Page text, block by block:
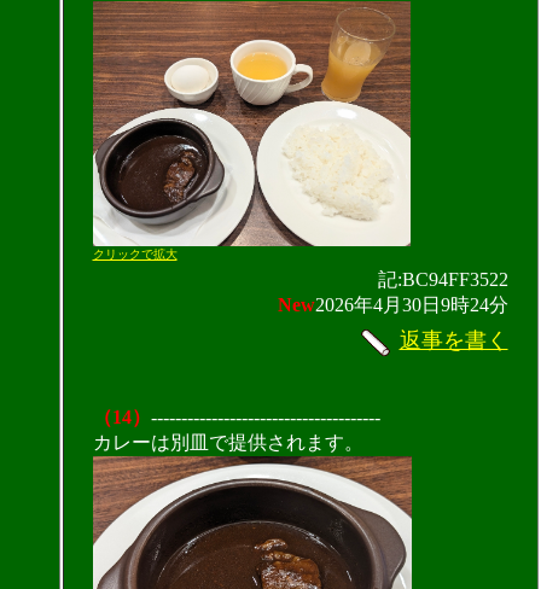
クリックで拡大
記:BC94FF3522
New2026年4月30日9時24分
返事を書く
（14） --------------------------------------
カレーは別皿で提供されます。